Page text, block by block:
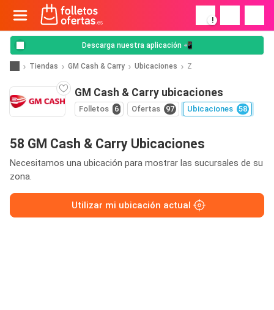
!
Descarga nuestra aplicación 📲
Tiendas GM Cash & Carry Ubicaciones Z
GM Cash & Carry ubicaciones
Folletos 6 Ofertas 97 Ubicaciones 58
58 GM Cash & Carry Ubicaciones
Necesitamos una ubicación para mostrar las sucursales de su
zona.
Utilizar mi ubicación actual